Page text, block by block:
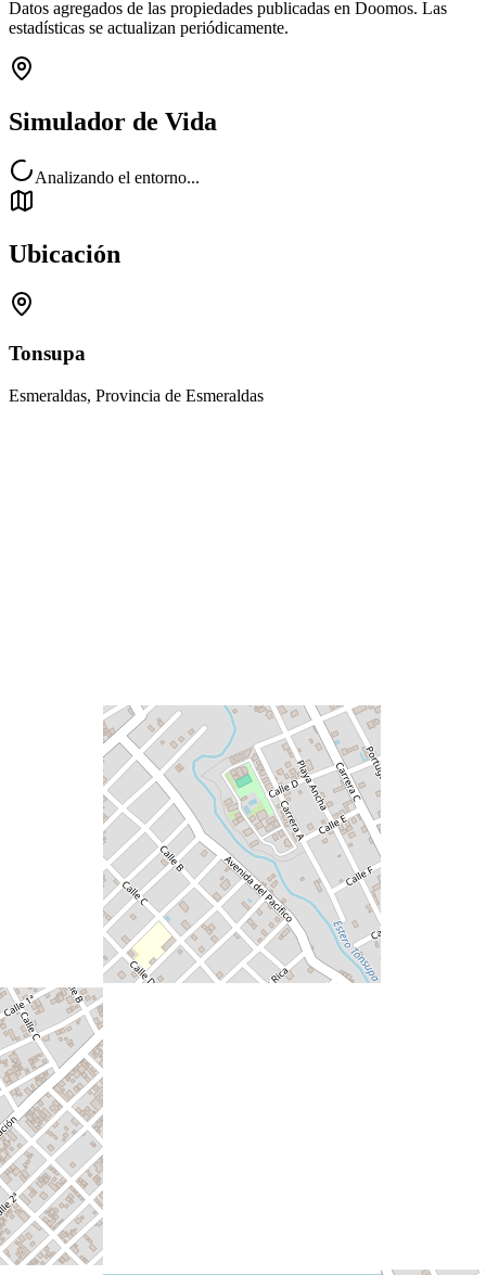
Datos agregados de las propiedades publicadas en Doomos. Las
estadísticas se actualizan periódicamente.
Simulador de Vida
Analizando el entorno...
Ubicación
Tonsupa
Esmeraldas, Provincia de Esmeraldas